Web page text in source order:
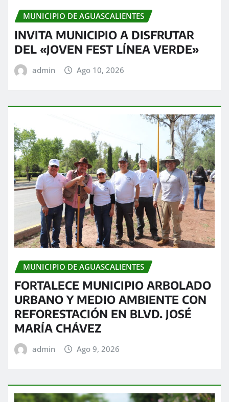
MUNICIPIO DE AGUASCALIENTES
INVITA MUNICIPIO A DISFRUTAR
DEL «JOVEN FEST LÍNEA VERDE»
admin Ago 10, 2026
MUNICIPIO DE AGUASCALIENTES
FORTALECE MUNICIPIO ARBOLADO
URBANO Y MEDIO AMBIENTE CON
REFORESTACIÓN EN BLVD. JOSÉ
MARÍA CHÁVEZ
admin Ago 9, 2026